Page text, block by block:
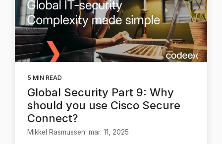
5 MIN READ
Global Security Part 9: Why
should you use Cisco Secure
Connect?
Mikkel Rasmussen: mar. 11, 2025